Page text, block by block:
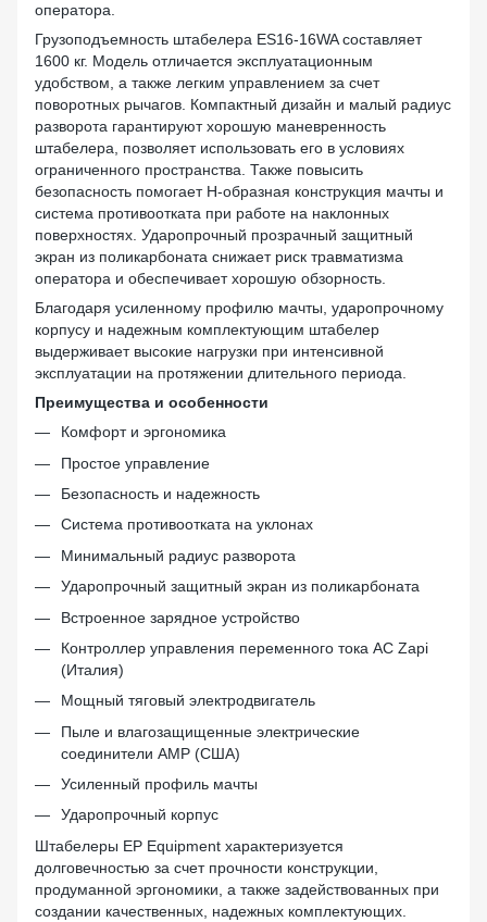
оператора.
Грузоподъемность штабелера ES16-16WA составляет
1600 кг. Модель отличается эксплуатационным
удобством, а также легким управлением за счет
поворотных рычагов. Компактный дизайн и малый радиус
разворота гарантируют хорошую маневренность
штабелера, позволяет использовать его в условиях
ограниченного пространства. Также повысить
безопасность помогает H-образная конструкция мачты и
система противоотката при работе на наклонных
поверхностях. Ударопрочный прозрачный защитный
экран из поликарбоната снижает риск травматизма
оператора и обеспечивает хорошую обзорность.
Благодаря усиленному профилю мачты, ударопрочному
корпусу и надежным комплектующим штабелер
выдерживает высокие нагрузки при интенсивной
эксплуатации на протяжении длительного периода.
Преимущества и особенности
Комфорт и эргономика
Простое управление
Безопасность и надежность
Система противоотката на уклонах
Минимальный радиус разворота
Ударопрочный защитный экран из поликарбоната
Встроенное зарядное устройство
Контроллер управления переменного тока AC Zapi
(Италия)
Мощный тяговый электродвигатель
Пыле и влагозащищенные электрические
соединители AMP (США)
Усиленный профиль мачты
Ударопрочный корпус
Штабелеры EP Equipment характеризуется
долговечностью за счет прочности конструкции,
продуманной эргономики, а также задействованных при
создании качественных, надежных комплектующих.